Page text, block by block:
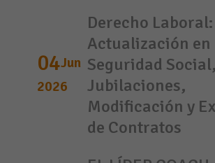
04Jun
2026
Derecho Laboral:
Actualización en
Seguridad Social,
Jubilaciones,
Modificación y
de Contratos